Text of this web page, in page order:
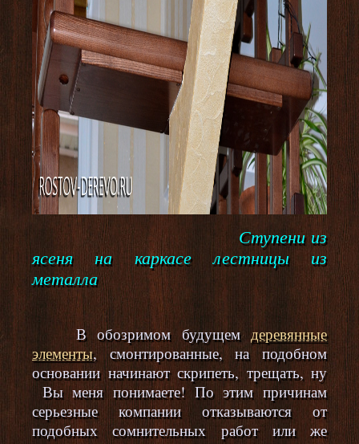
Ступени из
ясеня на каркасе лестницы из
металла
В обозримом будущем деревянные
элементы, смонтированные, на подобном
основании начинают скрипеть, трещать, ну
Вы меня понимаете! По этим причинам
серьезные компании отказываются от
подобных сомнительных работ или же